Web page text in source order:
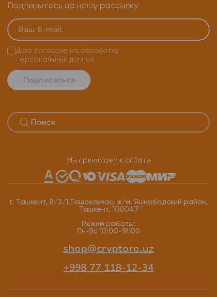
Подпишитесь на нашу рассылку
Подписаться
Даю согласие на обработку
персональных данных
Мы принимаем к оплате
г. Ташкент, 8/3/1,Ташсельмаш ж/м, Яшнабадский район,
Ташкент, 100047
Режим работы:
Пн-Вс 10:00-19:00
shop@cryptoro.uz
+998 77 118-12-34